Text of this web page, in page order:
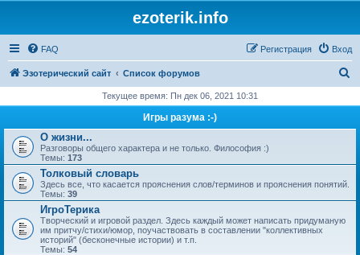
ezoterik.info
FAQ Вход
Регистрация
Эзотерический сайт Список форумов
с
Текущее время: Пн дек 06, 2021 10:31
Игры разума :-)
О жизни...
Разговоры общего характера и не только. Философия :)
Темы: 173
Толковый словарь
Здесь все, что касается прояснения слов/терминов и прояснения понятий.
Темы: 39
ИгроТерика
Творческий и игровой раздел. Здесь каждый может написать придуманую
им притчу/стихи/юмор, поучаствовать в составлении "коллективных
историй" (бесконечные истории) и т.п.
Темы: 54